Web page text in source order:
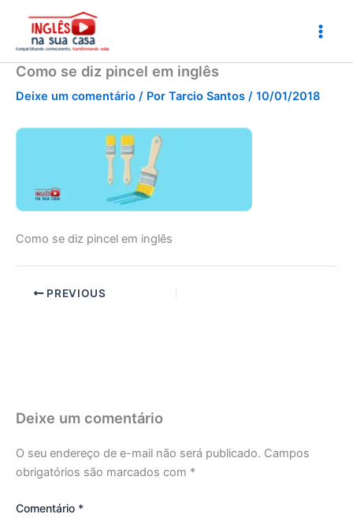
conteúdo
Como se diz pincel em inglês
Deixe um comentário / Por Tarcio Santos / 10/01/2018
Como se diz pincel em inglês
PREVIOUS
Deixe um comentário
O seu endereço de e-mail não será publicado. Campos
obrigatórios são marcados com *
Comentário *